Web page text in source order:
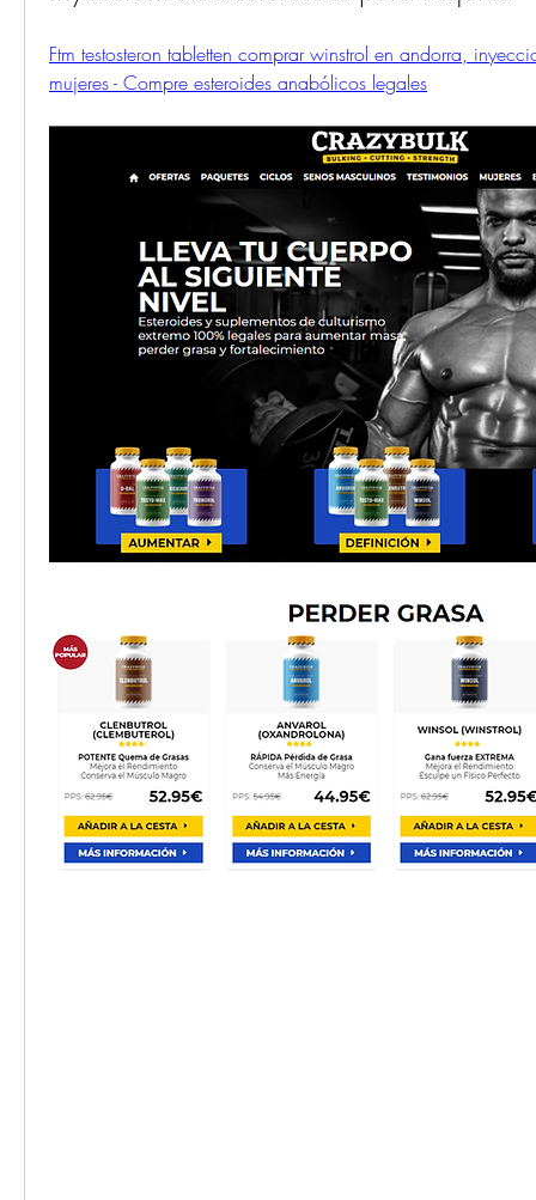
Ftm testosteron tabletten comprar winstrol en andorra,
mujeres - Compre esteroides anabólicos legales